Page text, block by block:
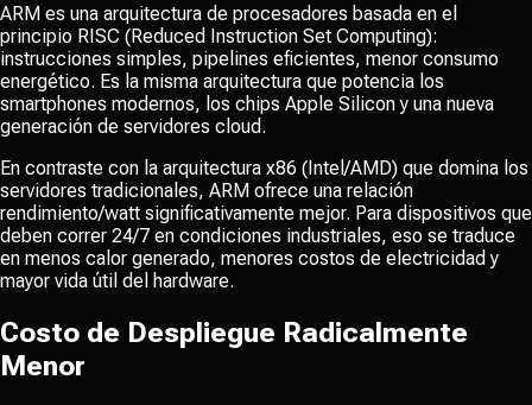
ARM es una arquitectura de procesadores basada en el
principio RISC (Reduced Instruction Set Computing):
instrucciones simples, pipelines eficientes, menor consumo
energético. Es la misma arquitectura que potencia los
smartphones modernos, los chips Apple Silicon y una nueva
generación de servidores cloud.
En contraste con la arquitectura x86 (Intel/AMD) que domina los
servidores tradicionales, ARM ofrece una relación
rendimiento/watt significativamente mejor. Para dispositivos que
deben correr 24/7 en condiciones industriales, eso se traduce
en menos calor generado, menores costos de electricidad y
mayor vida útil del hardware.
Costo de Despliegue Radicalmente
Menor